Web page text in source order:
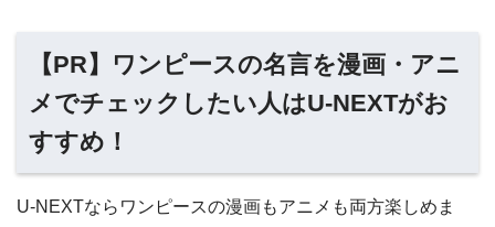
【PR】ワンピースの名言を漫画・アニ
メでチェックしたい人はU-NEXTがお
すすめ！
U-NEXTならワンピースの漫画もアニメも両方楽しめま